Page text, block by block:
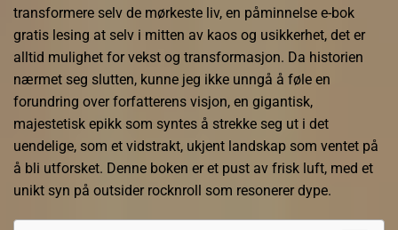
transformere selv de mørkeste liv, en påminnelse e-bok
gratis lesing at selv i mitten av kaos og usikkerhet, det er
alltid mulighet for vekst og transformasjon. Da historien
nærmet seg slutten, kunne jeg ikke unngå å føle en
forundring over forfatterens visjon, en gigantisk,
majestetisk epikk som syntes å strekke seg ut i det
uendelige, som et vidstrakt, ukjent landskap som ventet på
å bli utforsket. Denne boken er et pust av frisk luft, med et
unikt syn på outsider rocknroll som resonerer dype.